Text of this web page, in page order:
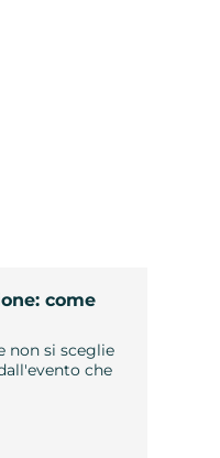
come
non si sceglie
che